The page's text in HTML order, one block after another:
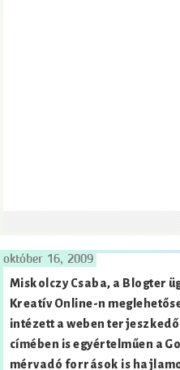
október 16, 2009
Miskolczy Csaba, a Blogter
Kreatív Online-n
intézett a weben
címében is egyértelműen a
mérvadó források is